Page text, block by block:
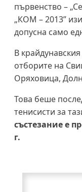
първенство –
„КОМ – 2013”
допусна само
В
отборите на
Оряховица,
Това беше
тенисисти за
състезание е
г.